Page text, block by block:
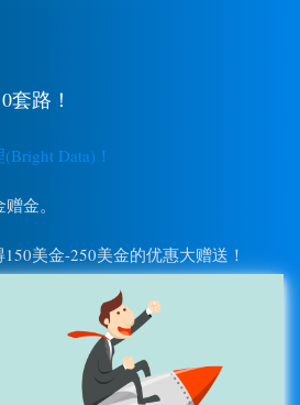
套路！
Data)！
金。
美金-250美金的优惠大赠送！